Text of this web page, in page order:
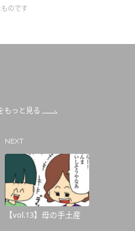
のです
もっと見る
NEXT
【vol.13】母の手土産